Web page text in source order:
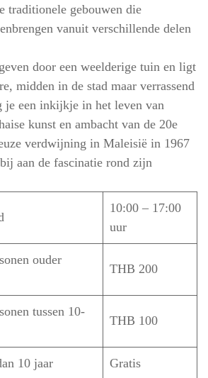
traditionele gebouwen die
vanuit verschillende delen
door een weelderige tuin en ligt
midden in de stad maar verrassend
een inkijkje in het leven van
kunst en ambacht van de 20e
verdwijning in Maleisië in 1967
aan de fascinatie rond zijn
10:00 – 17:00
uur
ouder
THB 200
tussen 10-
THB 100
10 jaar Gratis